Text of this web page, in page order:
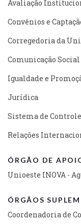
Avaliação
Convênios e
Corregedoria da
Comunicação Social
Igualdade e
Jurídica
Sistema de
Relações
ÓRGÃO DE
Unioeste INOVA -
ÓRGÃOS
Coordenadoria de